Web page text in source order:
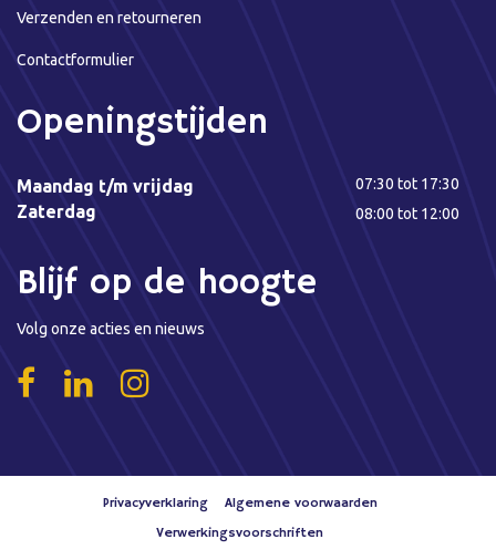
Verzenden en retourneren
Contactformulier
Openingstijden
Maandag t/m vrijdag
Zaterdag
07:30 tot 17:30
08:00 tot 12:00
Blijf op de hoogte
Volg onze acties en nieuws
Privacyverklaring
Algemene voorwaarden
Verwerkingsvoorschriften